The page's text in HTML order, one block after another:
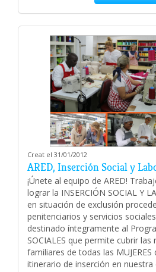
Creat el 31/01/2012
ARED, Inserción Social y
¡Únete al equipo de ARED!
lograr la INSERCIÓN SOCIAL Y
en situación de exclusión
penitenciarios y servicios
destinado íntegramente al
SOCIALES que permite cubrir las
familiares de todas las MUJERES
itinerario de inserción en nuestra